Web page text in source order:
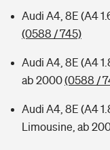
Audi A4, 8E (A4
(0588 / 745)
Audi A4, 8E (A4
ab 2000(0588 /
Audi A4, 8E (A4
Limousine, ab